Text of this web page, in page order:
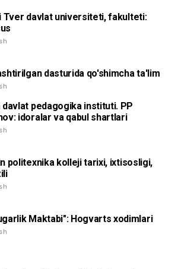
Tver davlat universiteti, fakulteti:
dasturida qo'shimcha ta'lim
davlat pedagogika instituti. PP
idoralar va qabul shartlari
politexnika kolleji tarixi, ixtisosligi,
Maktabi": Hogvarts xodimlari